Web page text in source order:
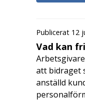
Publicerat 12
Vad kan
att bidraget
anställd